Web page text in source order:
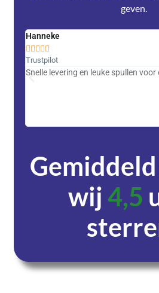
geven.
Hanneke

Trustpilot
Snelle levering en leuke spullen voor
wij4,5